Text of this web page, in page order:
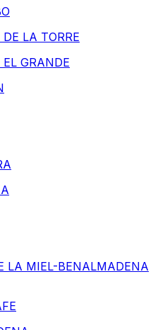
LA TORRE
GRANDE
LA MIEL-BENALMADENA